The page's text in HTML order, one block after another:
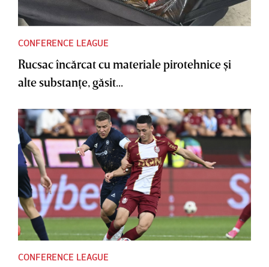
CONFERENCE LEAGUE
Rucsac încărcat cu materiale pirotehnice şi
alte substanţe, găsit...
CONFERENCE LEAGUE